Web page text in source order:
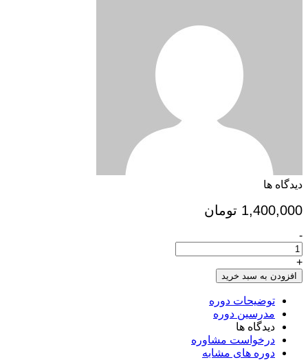
دیدگاه ها
1,400,000 تومان
ثبت
نام
دوره
پرند
1403050304
تعداد
-
+
افزودن به سبد خرید
توضیحات دوره
مدرسین دوره
دیدگاه ها
درخواست مشاوره
دوره های مشابه